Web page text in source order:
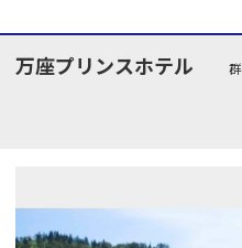
万座プリンスホテル